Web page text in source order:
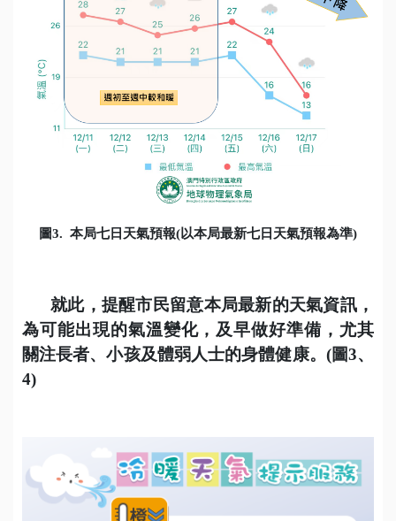
圖3. 本局七日天氣預報(以本局最新七日天氣預報為準)
就此，提醒市民留意本局最新的天氣資訊，
為可能出現的氣溫變化，及早做好準備，尤其
關注長者、小孩及體弱人士的身體健康。 (圖3、
4)